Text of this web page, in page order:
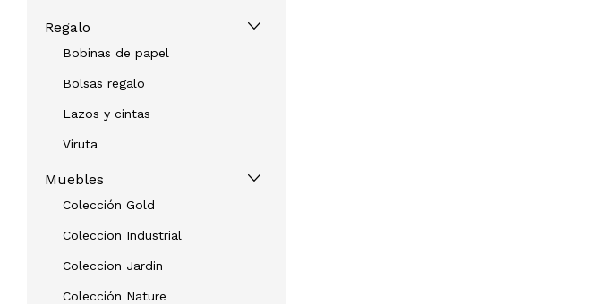
Regalo
Bobinas de papel
Bolsas regalo
Lazos y cintas
Viruta
Muebles
Colección Gold
Coleccion Industrial
Coleccion Jardin
Colección Nature